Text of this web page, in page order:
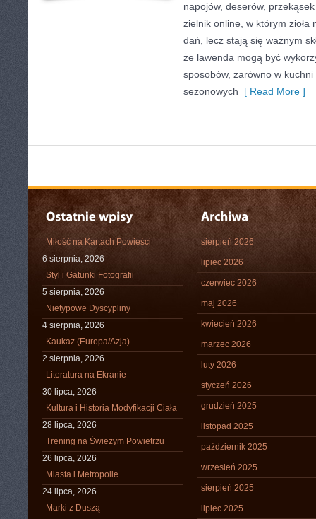
napojów, deserów,
zielnik online, w którym zioła
dań, lecz stają się ważnym
że lawenda mogą być
sposobów, zarówno w
sezonowych [ Read More ]
Miłość na Kartach Powieści
6 sierpnia, 2026
Styl i Gatunki Fotografii
5 sierpnia, 2026
Nietypowe Dyscypliny
4 sierpnia, 2026
Kaukaz (Europa/Azja)
2 sierpnia, 2026
Literatura na Ekranie
30 lipca, 2026
Kultura i Historia Modyfikacji Ciała
28 lipca, 2026
Trening na Świeżym Powietrzu
26 lipca, 2026
Miasta i Metropolie
24 lipca, 2026
Marki z Duszą
sierpień 2026
lipiec 2026
czerwiec 2026
maj 2026
kwiecień 2026
marzec 2026
luty 2026
styczeń 2026
grudzień 2025
listopad 2025
październik 2025
wrzesień 2025
sierpień 2025
lipiec 2025